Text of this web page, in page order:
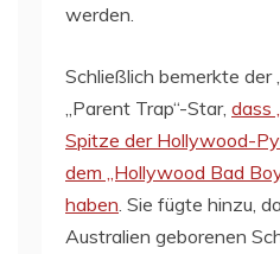
werden.
Schließlich bemerkte der
„Parent Trap“-Star, dass
Spitze der Hollywood-
dem „Hollywood Bad
haben . Sie fügte hinzu,
Australien geborenen